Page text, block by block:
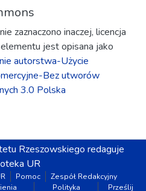
zaznaczono inaczej, licencja
jest opisana jako
autorstwa-Użycie
Bez utworów
3.0 Polska
Rzeszowskiego redaguje
UR
Pomoc
Zespół Redakcyjny
Polityka Prześlij